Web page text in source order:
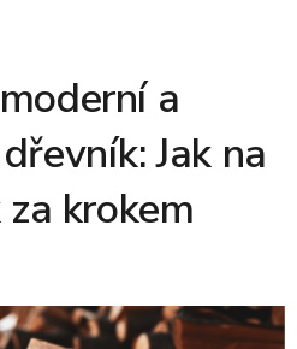
a
Jak na
krokem